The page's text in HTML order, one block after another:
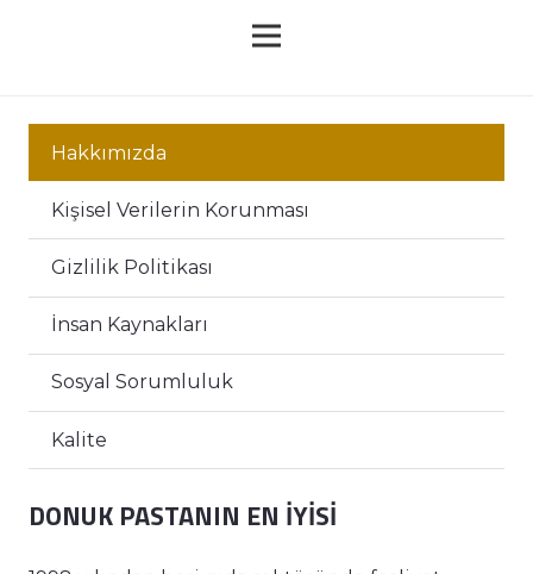
Hakkımızda
Kişisel Verilerin Korunması
Gizlilik Politikası
İnsan Kaynakları
Sosyal Sorumluluk
Kalite
DONUK PASTANIN EN İYİSİ